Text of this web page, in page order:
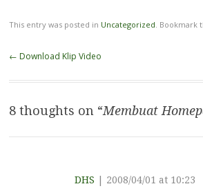
This entry was posted in Uncategorized . Bookmark
Post
← Download Klip Video
8 thoughts on “Membuat
DHS | 2008/04/01 at 10:23